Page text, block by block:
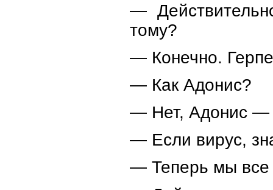
—
тому?
— Конечно.
— Как Адонис?
— Нет, Адонис —
— Если вирус,
— Теперь мы все